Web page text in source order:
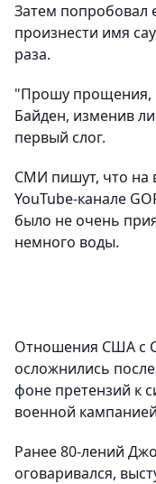
Затем попробовал
произнести имя
раза.
"Прошу прощения,
Байден, изменив
первый слог.
СМИ пишут, что на
YouTube-канале
было не очень
немного воды.
Отношения США с
осложнились
фоне претензий к
военной
Ранее 80-лений
оговаривался,